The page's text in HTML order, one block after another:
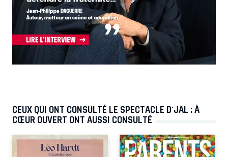
CEUX QUI ONT CONSULTÉ LE SPECTACLE D'JAL : À
CŒUR OUVERT ONT AUSSI CONSULTÉ